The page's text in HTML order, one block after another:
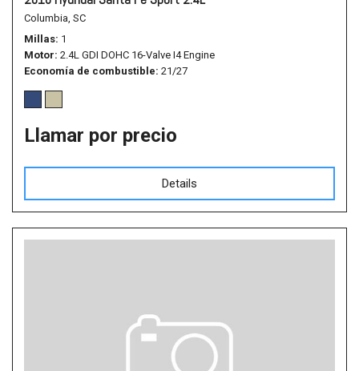
Columbia, SC
Millas 1
Motor 2.4L GDI DOHC 16-Valve I4 Engine
Economía de combustible 21/27
Llamar por precio
Details